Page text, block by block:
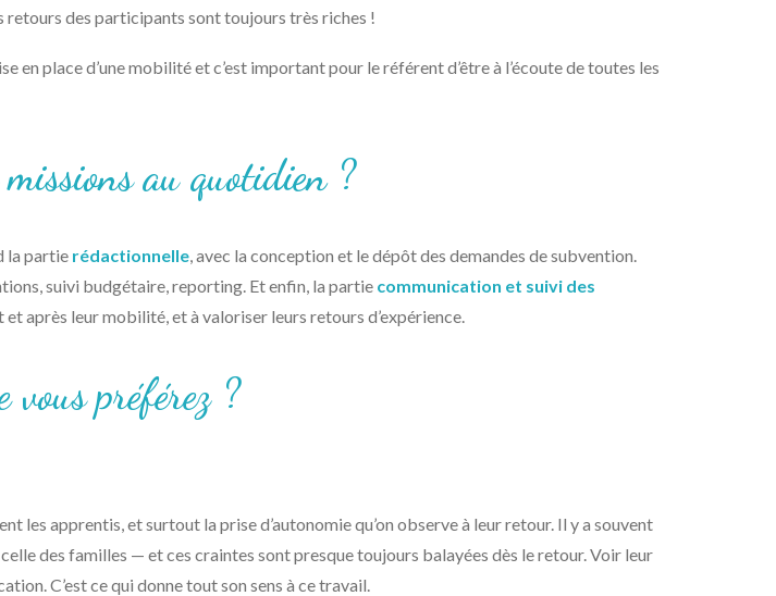
retours des participants sont toujours très riches !
en place d’une mobilité et c’est important pour le référent d’être à l’écoute de toutes les
au quotidien ?
la partie rédactionnelle, avec la conception et le dépôt des demandes de subvention.
suivi budgétaire, reporting. Et enfin, la partie communication et suivi des
après leur mobilité, et à valoriser leurs retours d’expérience.
vous préférez ?
les apprentis, et surtout la prise d’autonomie qu’on observe à leur retour. Il y a souvent
des familles — et ces craintes sont presque toujours balayées dès le retour. Voir leur
C’est ce qui donne tout son sens à ce travail.